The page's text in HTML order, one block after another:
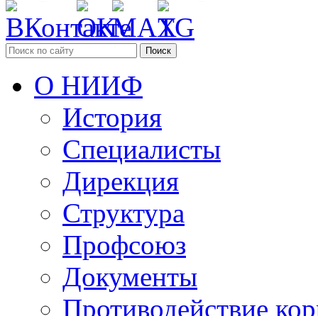
Поиск
О НИИФ
История
Специалисты
Дирекция
Структура
Профсоюз
Документы
Противодействие